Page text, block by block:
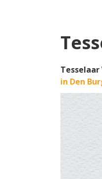
in Den